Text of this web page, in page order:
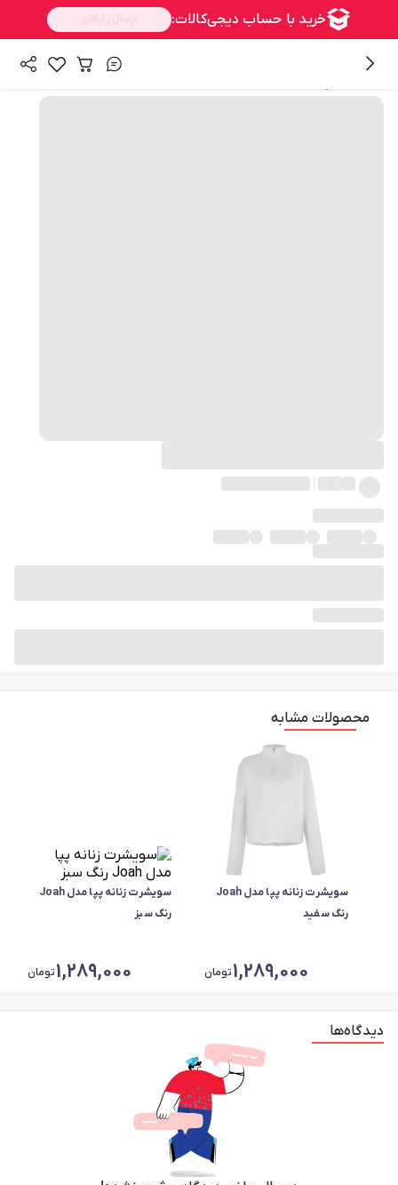
محصولات مشابه
سویشرت زنانه پپا مدل Joah
رنگ سفید
1,289,000تومان
سویشرت زنانه پپا مدل Joah
رنگ سبز
1,289,000تومان
دیدگاه‌ها